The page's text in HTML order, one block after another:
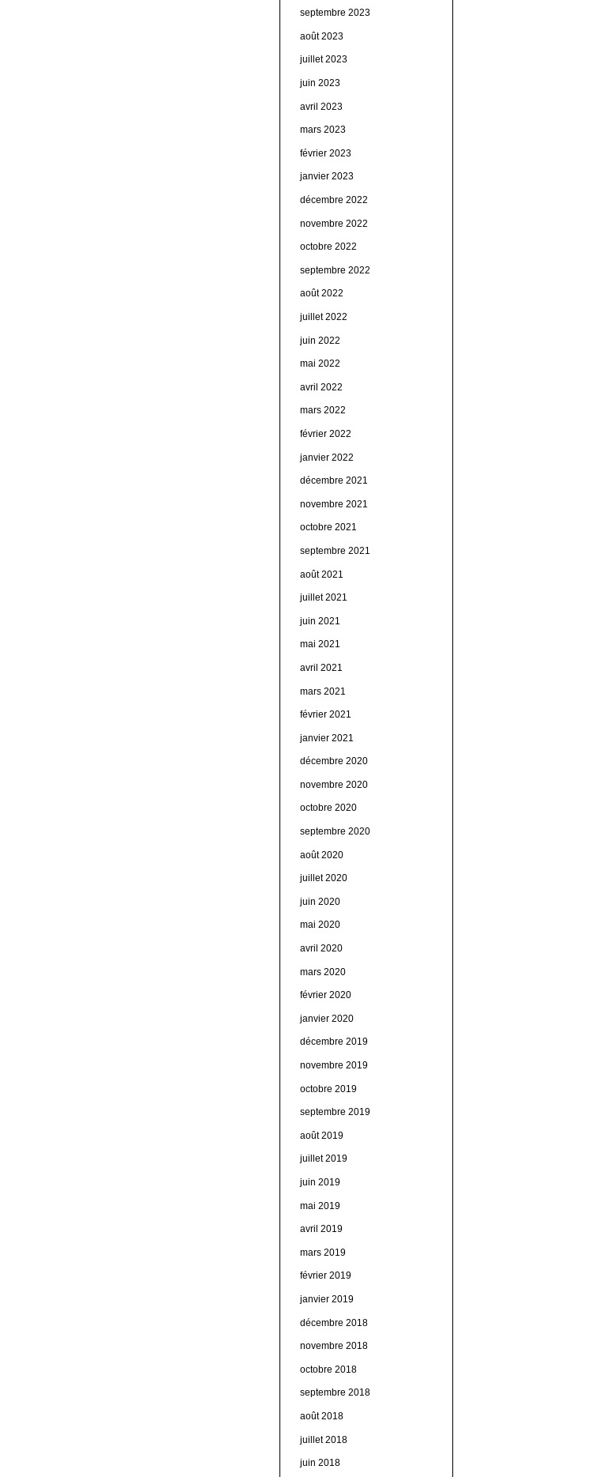
septembre 2023
août 2023
juillet 2023
juin 2023
avril 2023
mars 2023
février 2023
janvier 2023
décembre 2022
novembre 2022
octobre 2022
septembre 2022
août 2022
juillet 2022
juin 2022
mai 2022
avril 2022
mars 2022
février 2022
janvier 2022
décembre 2021
novembre 2021
octobre 2021
septembre 2021
août 2021
juillet 2021
juin 2021
mai 2021
avril 2021
mars 2021
février 2021
janvier 2021
décembre 2020
novembre 2020
octobre 2020
septembre 2020
août 2020
juillet 2020
juin 2020
mai 2020
avril 2020
mars 2020
février 2020
janvier 2020
décembre 2019
novembre 2019
octobre 2019
septembre 2019
août 2019
juillet 2019
juin 2019
mai 2019
avril 2019
mars 2019
février 2019
janvier 2019
décembre 2018
novembre 2018
octobre 2018
septembre 2018
août 2018
juillet 2018
juin 2018